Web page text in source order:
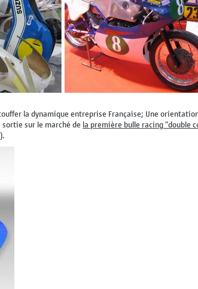
la dynamique entreprise Française; Une
sur le marché dela première bulle racing "double